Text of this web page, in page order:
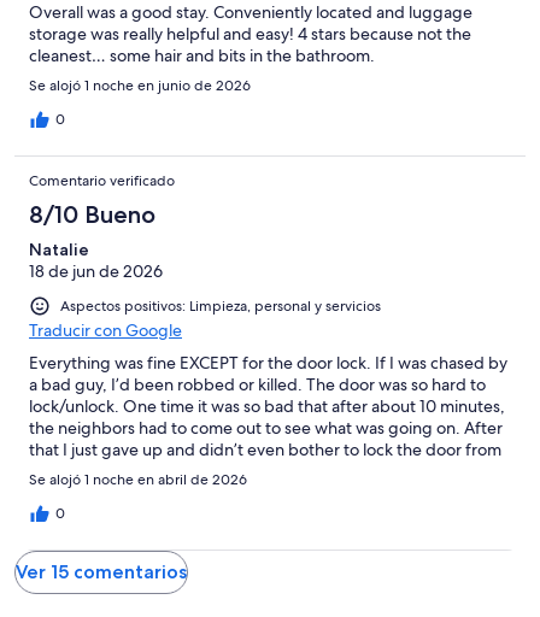
Overall was a good stay. Conveniently located and luggage
storage was really helpful and easy! 4 stars because not the
cleanest… some hair and bits in the bathroom.
Se alojó 1 noche en junio de 2026
0
Comentario verificado
8/10 Bueno
Natalie
18 de jun de 2026
Aspectos positivos: Limpieza, personal y servicios
Traducir con Google
Everything was fine EXCEPT for the door lock. If I was chased by
a bad guy, I’d been robbed or killed. The door was so hard to
lock/unlock. One time it was so bad that after about 10 minutes,
the neighbors had to come out to see what was going on. After
that I just gave up and didn’t even bother to lock the door from
inside. *it appears that it is standard practice in Spain to use
double-keyed deadbolt (need a key to unlock from both inside
and outside) on bedroom doors.
Se alojó 1 noche en abril de 2026
0
Ver 15 comentarios